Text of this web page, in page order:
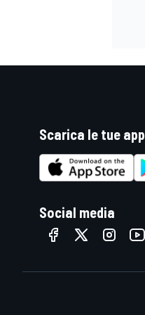
Scarica le tue app
Social media